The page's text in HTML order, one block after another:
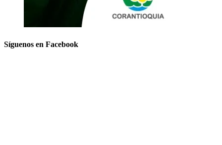
Síguenos en Facebook